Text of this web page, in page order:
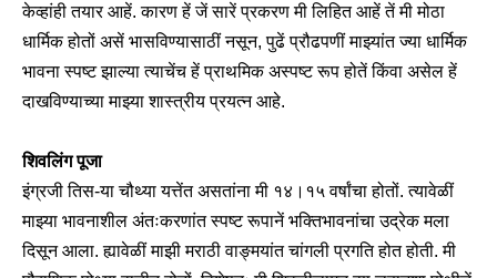
केव्हांही तयार आहें. कारण हें जें सारें प्रकरण मी लिहित आहें तें मी मोठा
धार्मिक होतों असें भासविण्यासाठीं नसून, पुढें प्रौढपणीं माझ्यांत ज्या धार्मिक
भावना स्पष्ट झाल्या त्याचेंच हें प्राथमिक अस्पष्ट रूप होतें किंवा असेल हें
दाखविण्याच्या माझ्या शास्त्रीय प्रयत्न आहे.
शिवलिंग पूजा
इंग्रजी तिस-या चौथ्या यत्तेंत असतांना मी १४।१५ वर्षांचा होतों. त्यावेळीं
माझ्या भावनाशील अंतःकरणांत स्पष्ट रूपानें भक्तिभावनांचा उद्रेक मला
दिसून आला. ह्यावेळीं माझी मराठी वाङ्मयांत चांगली प्रगति होत होती. मी